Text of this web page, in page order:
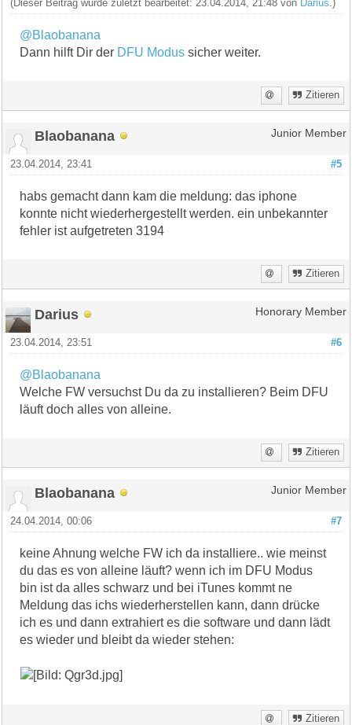
(Dieser Beitrag wurde zuletzt bearbeitet: 23.04.2014, 21:48 von Darius .)
@Blaobanana
Dann hilft Dir der DFU Modus sicher weiter.
Zitieren
Blaobanana Junior Member
#5
23.04.2014, 23:41
habs gemacht dann kam die meldung: das iphone
konnte nicht wiederhergestellt werden. ein unbekannter
fehler ist aufgetreten 3194
Zitieren
Darius Honorary Member
#6
23.04.2014, 23:51
@Blaobanana
Welche FW versuchst Du da zu installieren? Beim DFU
läuft doch alles von alleine.
Zitieren
Blaobanana Junior Member
#7
24.04.2014, 00:06
keine Ahnung welche FW ich da installiere.. wie meinst
du das es von alleine läuft? wenn ich im DFU Modus
bin ist da alles schwarz und bei iTunes kommt ne
Meldung das ichs wiederherstellen kann, dann drücke
ich es und dann extrahiert es die software und dann lädt
es wieder und bleibt da wieder stehen:
Zitieren